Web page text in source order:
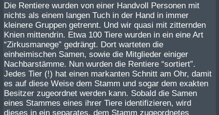
Die Rentiere wurden von einer Handvoll Personen mit
nichts als einem langen Tuch in der Hand in immer
kleinere Gruppen getrennt. Und wir quasi mit zitternden
Knien mittendrin. Etwa 100 Tiere wurden in ein eine Art
“Zirkusmanege” gedrängt. Dort warteten die
einheimischen Samen, sowie die Mitglieder einiger
Nachbarstämme. Nun wurden die Rentiere “sortiert”.
Jedes Tier (!) hat einen markanten Schnitt am Ohr, damit
es auf diese Weise dem Stamm und sogar dem exakten
Besitzer zugeordnet werden kann. Sobald die Samen
eines Stammes eines ihrer Tiere identifizieren, wird
dieses in ein separates, dem Stamm zugeordnetes